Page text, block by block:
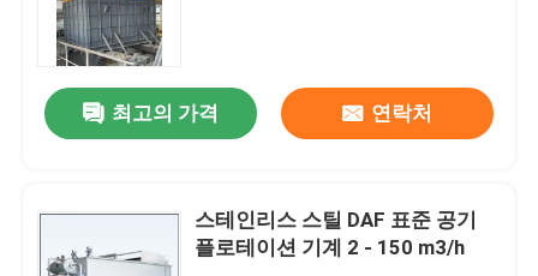
문의하기
뉴스
인용문을 요구하세요
최고의 가격 연락처
스테인리스 스틸 DAF 표준 공기
플로테이션 기계 2 - 150 m3/h